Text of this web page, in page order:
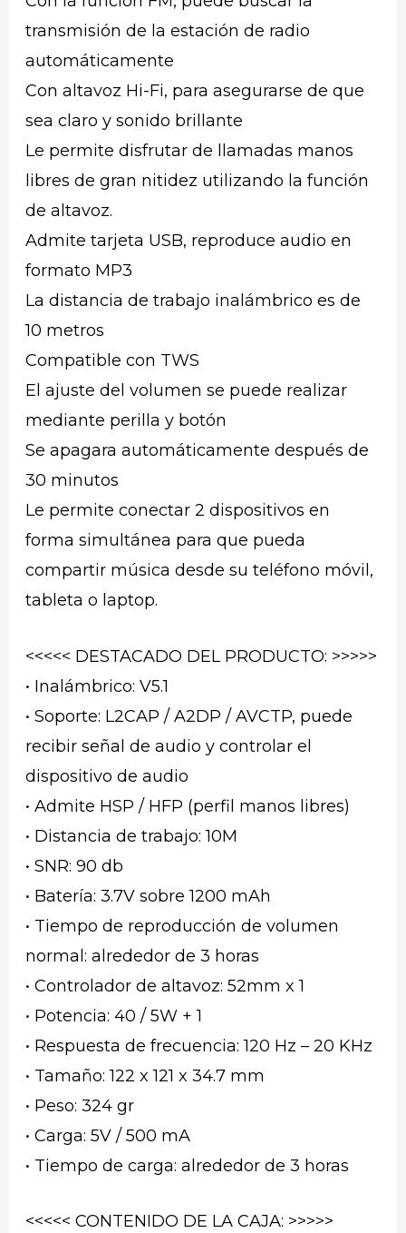
transmisión de la estación de radio
automáticamente
Con altavoz Hi-Fi, para asegurarse de que
sea claro y sonido brillante
Le permite disfrutar de llamadas manos
libres de gran nitidez utilizando la función
de altavoz.
Admite tarjeta USB, reproduce audio en
formato MP3
La distancia de trabajo inalámbrico es de
10 metros
Compatible con TWS
El ajuste del volumen se puede realizar
mediante perilla y botón
Se apagara automáticamente después de
30 minutos
Le permite conectar 2 dispositivos en
forma simultánea para que pueda
compartir música desde su teléfono móvil,
tableta o laptop.
<<<<< DESTACADO DEL PRODUCTO: >>>>>
• Inalámbrico: V5.1
• Soporte: L2CAP / A2DP / AVCTP, puede
recibir señal de audio y controlar el
dispositivo de audio
• Admite HSP / HFP (perfil manos libres)
• Distancia de trabajo: 10M
• SNR: 90 db
• Batería: 3.7V sobre 1200 mAh
• Tiempo de reproducción de volumen
normal: alrededor de 3 horas
• Controlador de altavoz: 52mm x 1
• Potencia: 40 / 5W + 1
• Respuesta de frecuencia: 120 Hz – 20 KHz
• Tamaño: 122 x 121 x 34.7 mm
• Peso: 324 gr
• Carga: 5V / 500 mA
• Tiempo de carga: alrededor de 3 horas
<<<<< CONTENIDO DE LA CAJA: >>>>>